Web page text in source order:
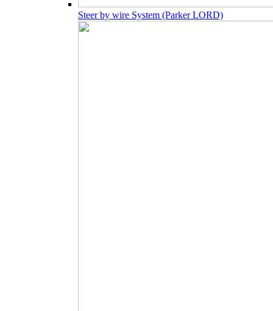
Steer by wire System (Parker LORD)